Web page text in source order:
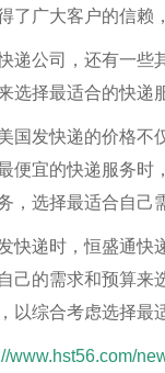
了广大客户的信赖
递公司，还有一
选择最适合的快递
国发快递的价格不
便宜的快递服务时
，选择最适合自己
快递时，恒盛通
己的需求和预算来
以综合考虑选择最
www.hst56.com/